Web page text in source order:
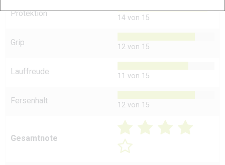
Protektion 14 von 15
Grip 12 von 15
Lauffreude 11 von 15
Fersenhalt 12 von 15
Gesamtnote